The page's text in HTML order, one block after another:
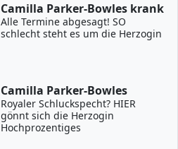
Camilla Parker-Bowles krank
Alle Termine abgesagt! SO
schlecht steht es um die Herzogin
Camilla Parker-Bowles
Royaler Schluckspecht? HIER
gönnt sich die Herzogin
Hochprozentiges